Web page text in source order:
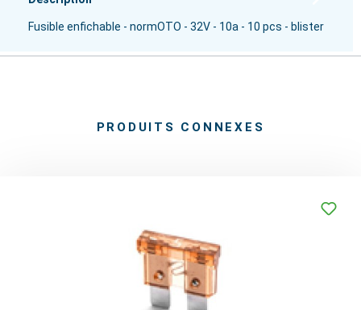
Fusible enfichable - normOTO - 32V - 10a - 10 pcs - blister
PRODUITS CONNEXES